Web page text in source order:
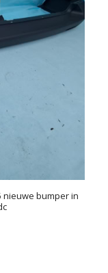
bumper in